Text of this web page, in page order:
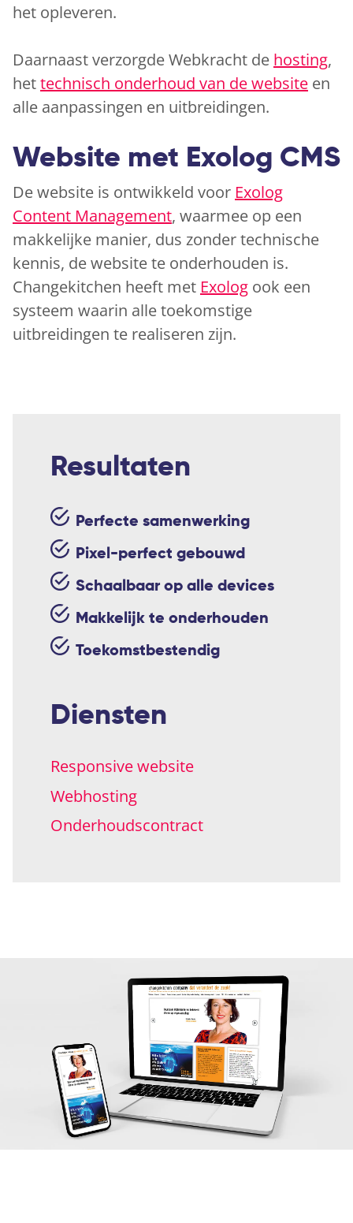
het opleveren.
Daarnaast verzorgde Webkracht de hosting,
hettechnisch onderhoud van de website en
alle aanpassingen en uitbreidingen.
Website met Exolog CMS
De website is ontwikkeld voor Exolog
Content Management, waarmee op een
makkelijke manier, dus zonder technische
kennis, de website te onderhouden is.
Changekitchen heeft met Exolog ook een
systeem waarin alle toekomstige
uitbreidingen te realiseren zijn.
Resultaten
Perfecte samenwerking
Pixel-perfect gebouwd
Schaalbaar op alle devices
Makkelijk te onderhouden
Toekomstbestendig
Diensten
Responsive website
Webhosting
Onderhoudscontract